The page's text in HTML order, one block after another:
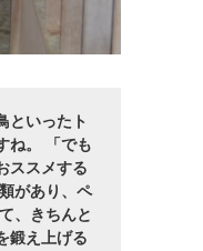
といったト
ね。 「でも
ススメする
があり、ペ
、きちんと
鍛え上げる